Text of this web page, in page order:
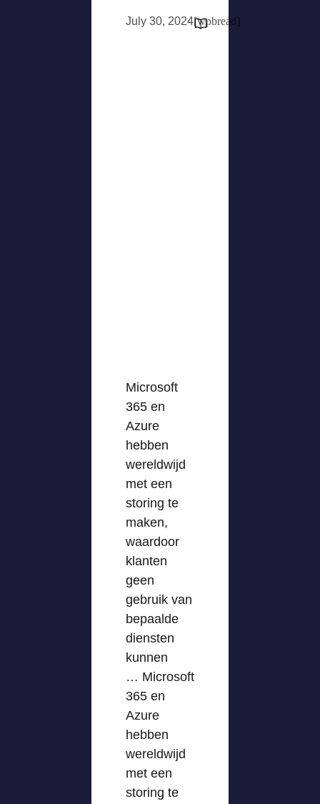
July 30, 2024[wpbread]
Microsoft
365 en
Azure
hebben
wereldwijd
met een
storing te
maken,
waardoor
klanten
geen
gebruik van
bepaalde
diensten
kunnen
… Microsoft
365 en
Azure
hebben
wereldwijd
met een
storing te